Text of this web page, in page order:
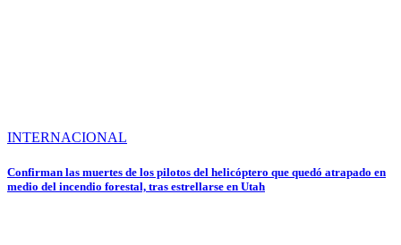
INTERNACIONAL
Confirman las muertes de los pilotos del helicóptero que quedó atrapado en
medio del incendio forestal, tras estrellarse en Utah